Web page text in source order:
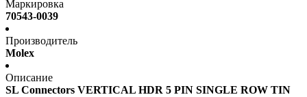
Маркировка
70543-0039
Производитель
Molex
Описание
SL Connectors VERTICAL HDR 5 PIN SINGLE ROW TIN